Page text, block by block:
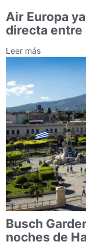
Air Europa
directa entre
Leer más
Busch
noches de